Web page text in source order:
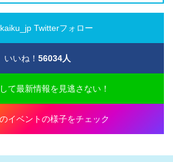
Twitterフォロー
いいね！ 56034人
て最新情報を見逃さない！
イベントの様子をチェック